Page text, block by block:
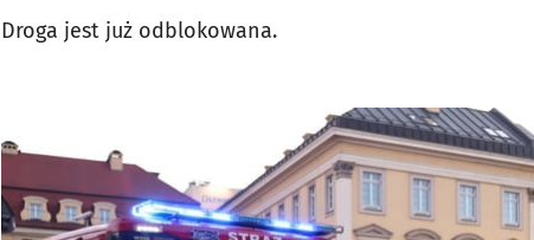
Droga jest już odblokowana.